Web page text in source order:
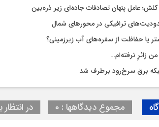
کلش؛ عامل پنهان تصادفات جاده‌ای زیر ذره‌بین
ترافیکی در محورهای شمال
یا حفاظت از سفره‌های آب زیرزمینی؟
من زائرِ نرفته‌ام…
برق سرخ‌رود برطرف شد
مجموع دیدگاهها : 0 در انتظار